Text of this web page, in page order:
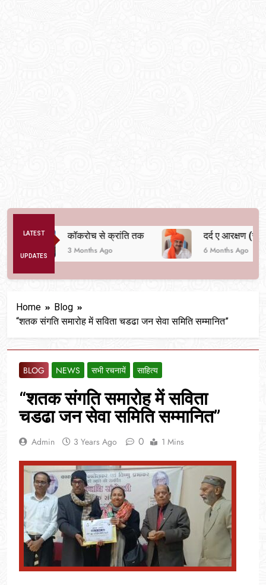
LATEST
UPDATES
कॉकरोच से क्रांति तक
3 Months Ago
दर्द ए आरक्षण (सुनील
6 Months Ago
Home
Blog
“शतक संगति समारोह में सविता चडढा जन सेवा समिति सम्मानित”
BLOG NEWS सभी रचनायें साहित्य
“शतक संगति समारोह में सविता
चडढा जन सेवा समिति सम्मानित”
Admin 3 Years Ago 0 1 Mins